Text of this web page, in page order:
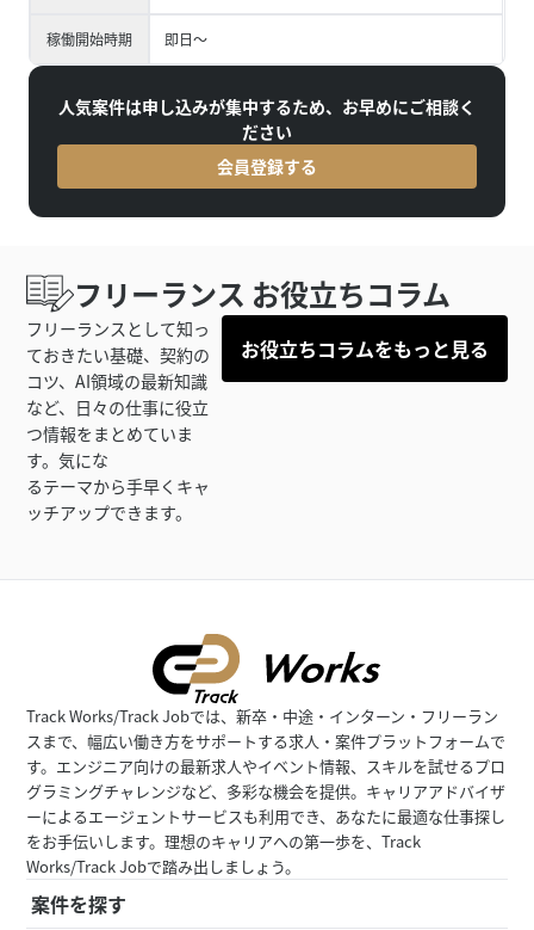
稼働開始時期 即日～
人気案件は申し込みが集中するため、お早めにご相談く
ださい
会員登録する
フリーランス お役立ちコラム
フリーランスとして知っ
ておきたい基礎、契約の
コツ、AI領域の最新知識
など、日々の仕事に役立
つ情報をまとめていま
す。気にな
るテーマから手早くキャ
ッチアップできます。
お役立ちコラムをもっと見る
Track Works/Track Jobでは、新卒・中途・インターン・フリーラン
スまで、幅広い働き方をサポートする求人・案件プラットフォームで
す。エンジニア向けの最新求人やイベント情報、スキルを試せるプロ
グラミングチャレンジなど、多彩な機会を提供。キャリアアドバイザ
ーによるエージェントサービスも利用でき、あなたに最適な仕事探し
をお手伝いします。理想のキャリアへの第一歩を、Track
Works/Track Jobで踏み出しましょう。
案件を探す